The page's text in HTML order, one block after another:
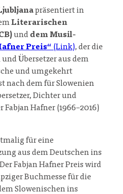
präsentiert in
Literarischen
und dem Musil-
Preis“ (Link), der die
Übersetzer aus dem
und umgekehrt
nach dem für Slowenien
Dichter und
Hafner (1966–2016)
für eine
aus dem Deutschen ins
Fabjan Hafner Preis wird
Buchmesse für die
Slowenischen ins